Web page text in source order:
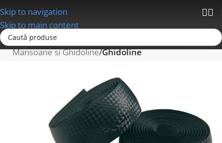
Skip to navigation
Skip to main content
Prima pagină
Mansoane si Ghidoline Ghidoline